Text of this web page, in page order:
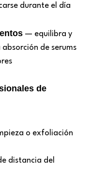
durante el día
— equilibra y
de serums
de
o exfoliación
distancia del